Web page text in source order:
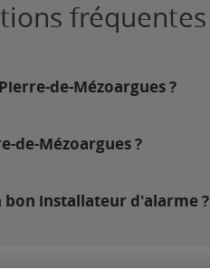
fréquentes
de-Mézoargues ?
de-Mézoargues ?
installateur d'alarme ?